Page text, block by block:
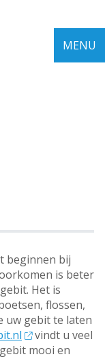
MENU
beginnen bij
is beter
Het is
flossen,
uw gebit te laten
vindt u veel
mooi en